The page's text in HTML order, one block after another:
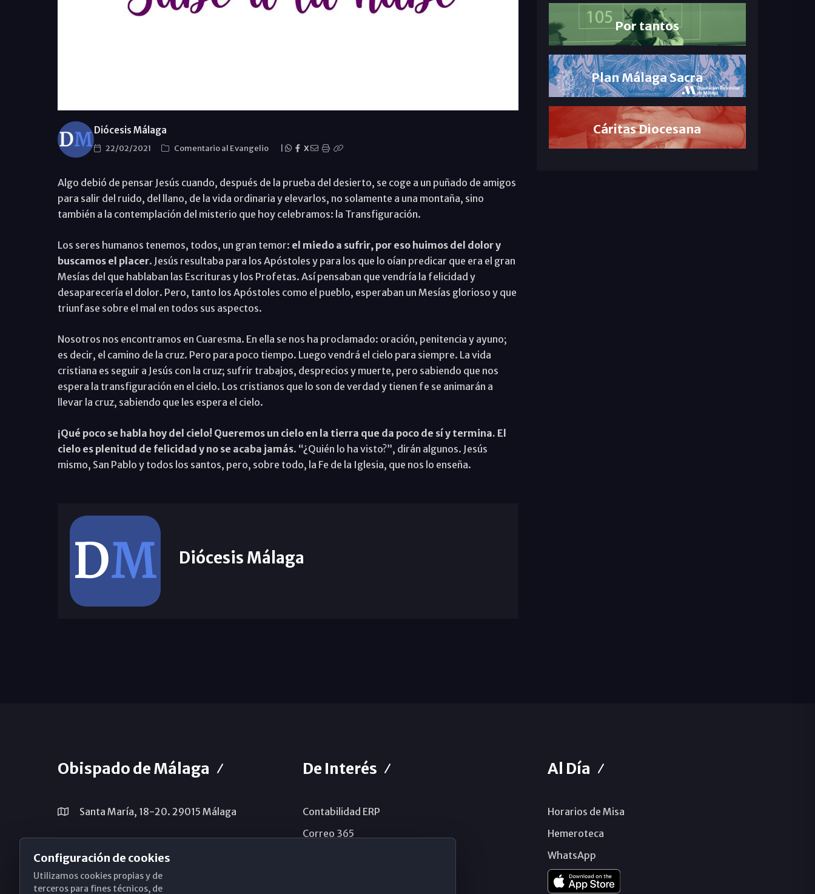
Diócesis Málaga
22/02/2021 Comentario al Evangelio X
Algo debió de pensar Jesús cuando, después de la prueba del desierto, se coge a un puñado de amigos
para salir del ruido, del llano, de la vida ordinaria y elevarlos, no solamente a una montaña, sino
también a la contemplación del misterio que hoy celebramos: la Transfiguración.
Los seres humanos tenemos, todos, un gran temor: el miedo a sufrir, por eso huimos del dolor y
buscamos el placer. Jesús resultaba para los Apóstoles y para los que lo oían predicar que era el gran
Mesías del que hablaban las Escrituras y los Profetas. Así pensaban que vendría la felicidad y
desaparecería el dolor. Pero, tanto los Apóstoles como el pueblo, esperaban un Mesías glorioso y que
triunfase sobre el mal en todos sus aspectos.
Nosotros nos encontramos en Cuaresma. En ella se nos ha proclamado: oración, penitencia y ayuno;
es decir, el camino de la cruz. Pero para poco tiempo. Luego vendrá el cielo para siempre. La vida
cristiana es seguir a Jesús con la cruz; sufrir trabajos, desprecios y muerte, pero sabiendo que nos
espera la transfiguración en el cielo. Los cristianos que lo son de verdad y tienen fe se animarán a
llevar la cruz, sabiendo que les espera el cielo.
¡Qué poco se habla hoy del cielo! Queremos un cielo en la tierra que da poco de sí y termina. El
cielo es plenitud de felicidad y no se acaba jamás. “¿Quién lo ha visto?”, dirán algunos. Jesús
mismo, San Pablo y todos los santos, pero, sobre todo, la Fe de la Iglesia, que nos lo enseña.
Diócesis Málaga
Por tantos
Plan Málaga Sacra
Cáritas Diocesana
Obispado de Málaga
Santa María, 18-20. 29015 Málaga
(+34) 952 224 386
obispado@diocesismalaga.es
De Interés
Contabilidad ERP
Correo 365
Al Día
Horarios de Misa
Hemeroteca
WhatsApp
Configuración de cookies
Utilizamos cookies propias y de
terceros para fines técnicos, de